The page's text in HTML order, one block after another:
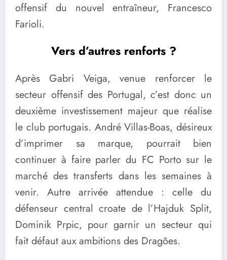
offensif du nouvel entraîneur, Francesco
Farioli.
Vers d’autres renforts ?
Après Gabri Veiga, venue renforcer le
secteur offensif des Portugal, c’est donc un
deuxième investissement majeur que réalise
le club portugais. André Villas-Boas, désireux
d’imprimer sa marque, pourrait bien
continuer à faire parler du FC Porto sur le
marché des transferts dans les semaines à
venir. Autre arrivée attendue : celle du
défenseur central croate de l’Hajduk Split,
Dominik Prpic, pour garnir un secteur qui
fait défaut aux ambitions des Dragões.